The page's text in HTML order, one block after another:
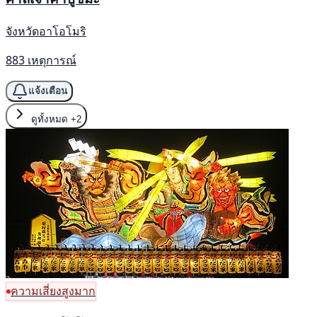
จังหวัดอาโอโมริ
883 เหตุการณ์
แจ้งเตือน
ดูทั้งหมด +2
ความเสี่ยงสูงมาก